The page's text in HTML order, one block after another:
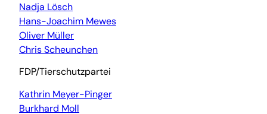
Nadja Lösch
Hans-Joachim Mewes
Oliver Müller
Chris Scheunchen
FDP/Tierschutzpartei
Kathrin Meyer-Pinger
Burkhard Moll